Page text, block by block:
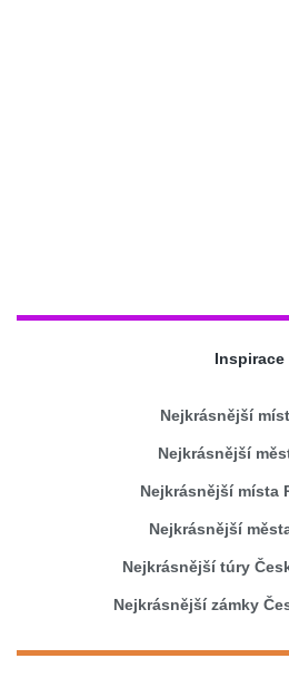
Inspirace
Nejkrásnější
Nejkrásnější
Nejkrásnější místa
Nejkrásnější
Nejkrásnější túry
Nejkrásnější zámky